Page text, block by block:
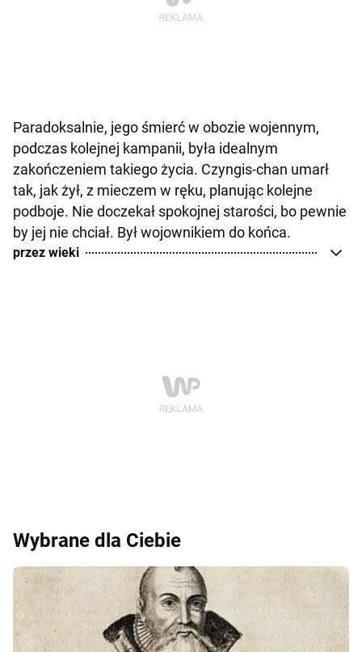
Paradoksalnie, jego śmierć w obozie wojennym,
podczas kolejnej kampanii, była idealnym
zakończeniem takiego życia. Czyngis-chan umarł
tak, jak żył, z mieczem w ręku, planując kolejne
podboje. Nie doczekał spokojnej starości, bo pewnie
by jej nie chciał. Był wojownikiem do końca.
przez wieki
Wybrane dla Ciebie